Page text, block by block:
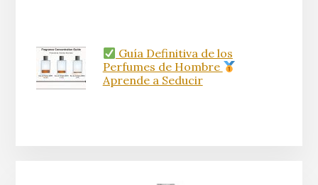
Guía Definitiva de los
Perfumes de Hombre
Aprende a Seducir